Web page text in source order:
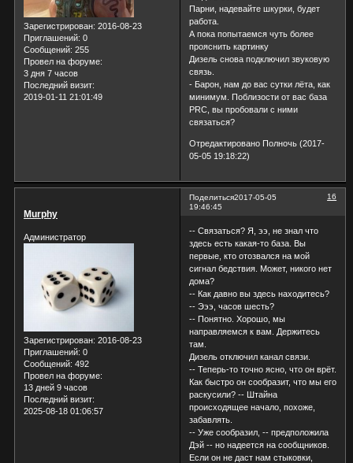
Зарегистрирован: 2016-08-23
Приглашений: 0
Сообщений: 255
Провел на форуме:
3 дня 7 часов
Последний визит:
2019-01-11 21:01:49
Парни, надевайте шкурки, будет
работа.
А пока попытаемся чуть более
прояснить картинку
Дизель снова подключил звуковую
связь.
- Барон, нам до вас сутки лёта, как
минимум. Поблизости от вас база
PRC, вы пробовали с ними
связаться?
Отредактировано Полночь (2017-
05-05 19:18:22)
Поделиться 16
2017-05-05
19:46:45
Murphy
Администратор
Зарегистрирован: 2016-08-23
Приглашений: 0
Сообщений: 492
Провел на форуме:
13 дней 9 часов
Последний визит:
2025-08-18 01:06:57
-- Связаться? Я, ээ, не знал что
здесь есть какая-то база. Вы
первые, кто отозвался на мой
сигнал бедствия. Может, никого нет
дома?
-- Как давно вы здесь находитесь?
-- Эээ, часов шесть?
-- Понятно. Хорошо, мы
направляемся к вам. Держитесь
там.
Дизель отключил канал связи.
-- Теперь-то точно ясно, что он врёт.
Как быстро он сообразит, что мы его
раскусили? -- Штайна
происходящее начало, похоже,
забавлять.
-- Уже сообразил, -- предположила
Дэй -- но надеется на сообщников.
Если он не даст нам стыковки,